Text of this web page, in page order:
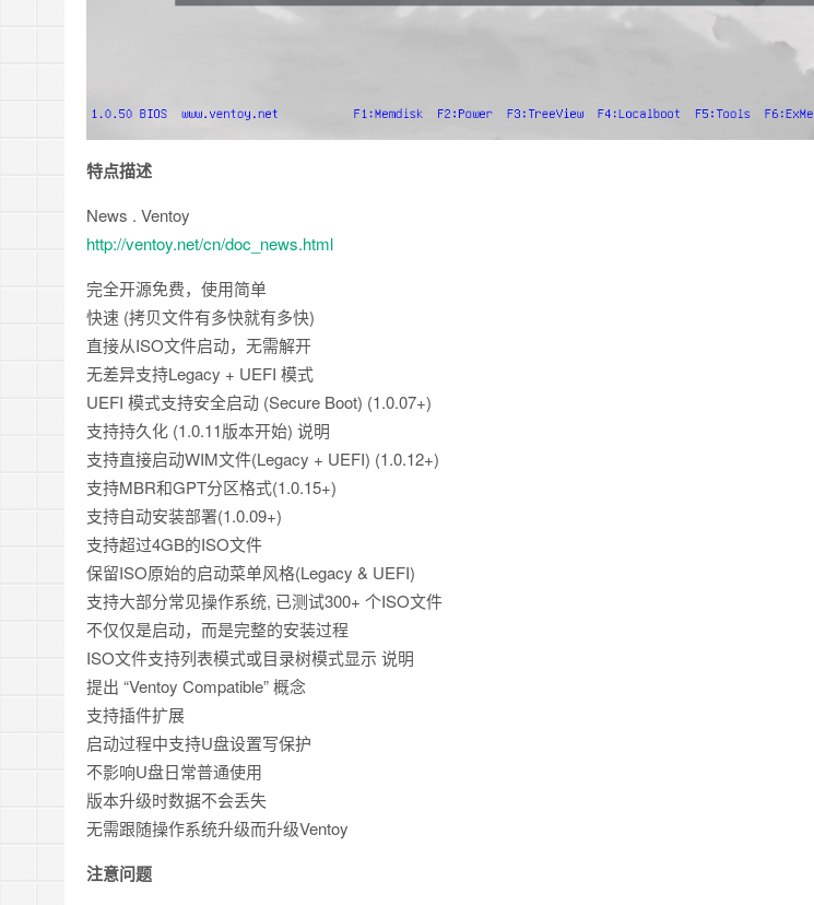
特点描述
News . Ventoy
http://ventoy.net/cn/doc_news.html
完全开源免费，使用简单
快速 (拷贝文件有多快就有多快)
直接从ISO文件启动，无需解开
无差异支持Legacy + UEFI 模式
UEFI 模式支持安全启动 (Secure Boot) (1.0.07+)
支持持久化 (1.0.11版本开始) 说明
支持直接启动WIM文件(Legacy + UEFI) (1.0.12+)
支持MBR和GPT分区格式(1.0.15+)
支持自动安装部署(1.0.09+)
支持超过4GB的ISO文件
保留ISO原始的启动菜单风格(Legacy & UEFI)
支持大部分常见操作系统, 已测试300+ 个ISO文件
不仅仅是启动，而是完整的安装过程
ISO文件支持列表模式或目录树模式显示 说明
提出 “Ventoy Compatible” 概念
支持插件扩展
启动过程中支持U盘设置写保护
不影响U盘日常普通使用
版本升级时数据不会丢失
无需跟随操作系统升级而升级Ventoy
注意问题